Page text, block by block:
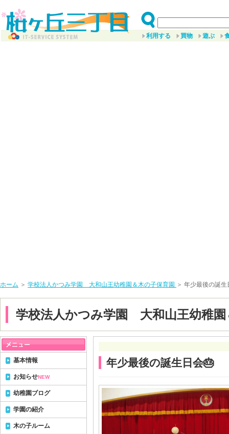
利用する 買物 遊ぶ
ホーム ＞ 学校法人かつみ学園 大和山王幼稚園＆木の子保育園 ＞ 年少最後の誕生
学校法人かつみ学園 大和山王幼稚園
年少最後の誕生日会🎂
基本情報
お知らせNEW
幼稚園ブログ
学園の紹介
木の子ルーム